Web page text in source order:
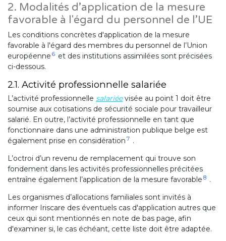
2. Modalités d’application de la mesure
favorable à l'égard du personnel de l’UE
Les conditions concrètes d'application de la mesure
favorable à l'égard des membres du personnel de l’Union
européenne 6 et des institutions assimilées sont précisées
ci-dessous.
2.1. Activité professionnelle salariée
L’activité professionnelle salariéevisée au point 1 doit être
soumise aux cotisations de sécurité sociale pour travailleur
salarié. En outre, l’activité professionnelle en tant que
fonctionnaire dans une administration publique belge est
également prise en considération 7 .
L’octroi d’un revenu de remplacement qui trouve son
fondement dans les activités professionnelles précitées
entraîne également l’application de la mesure favorable 8 .
Les organismes d’allocations familiales sont invités à
informer Iriscare des éventuels cas d'application autres que
ceux qui sont mentionnés en note de bas page, afin
d'examiner si, le cas échéant, cette liste doit être adaptée.